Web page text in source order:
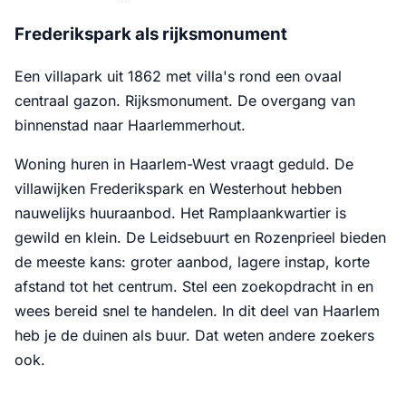
Frederikspark als rijksmonument
Een villapark uit 1862 met villa's rond een ovaal
centraal gazon. Rijksmonument. De overgang van
binnenstad naar Haarlemmerhout.
Woning huren in Haarlem-West vraagt geduld. De
villawijken Frederikspark en Westerhout hebben
nauwelijks huuraanbod. Het Ramplaankwartier is
gewild en klein. De Leidsebuurt en Rozenprieel bieden
de meeste kans: groter aanbod, lagere instap, korte
afstand tot het centrum. Stel een zoekopdracht in en
wees bereid snel te handelen. In dit deel van Haarlem
heb je de duinen als buur. Dat weten andere zoekers
ook.